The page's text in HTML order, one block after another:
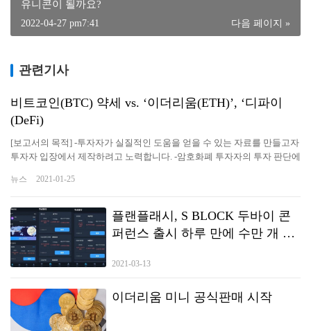
유니콘이 될까요?
다음 페이지 »
2022-04-27 pm7:41
관련기사
비트코인(BTC) 약세 vs. ‘이더리움(ETH)’, ‘디파이
(DeFi)
[보고서의 목적] -투자자가 실질적인 도움을 얻을 수 있는 자료를 만들고자
투자자 입장에서 제작하려고 노력합니다. -암호화폐 투자자의 투자 판단에
자가 투자 시점에 즉각적인 효과를 누리고 투자의 인사이트를 얻을 수 있
투자자 전달 시점을 최소화하려고 노력하고 있습니다. [특징] 에임리치 금
융공학기술연구소의 독자적인 계량 분석(quantitative analysis) 노하우를
통해 각 항목을 점수화하고, 시장 상황을 단기(1~7일), 중기(1주~1개월), 장
기(1개월 이상)로 구분한 후 이를 도식화으로써 시장 분위기를 한눈에 알
수 있도록 ‘종합 의견’을 표시합니다.
뉴스 2021-01-25
플랜플래시, S BLOCK 두바이 콘
퍼런스 출시 하루 만에 수만 개 노
2021-03-13
이더리움 미니 공식판매 시작